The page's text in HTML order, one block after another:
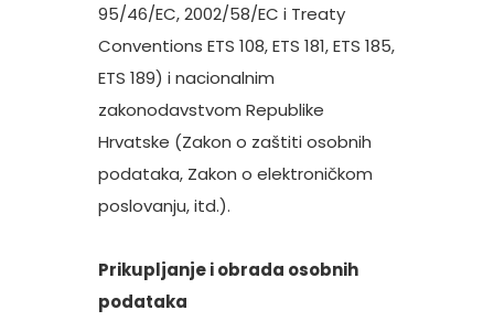
95/46/EC, 2002/58/EC i Treaty
Conventions ETS 108, ETS 181, ETS 185,
ETS 189) i nacionalnim
zakonodavstvom Republike
Hrvatske (Zakon o zaštiti osobnih
podataka, Zakon o elektroničkom
poslovanju, itd.).
Prikupljanje i obrada osobnih
podataka